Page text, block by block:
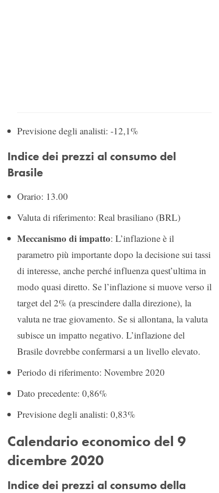
Previsione degli analisti: -12,1%
Indice dei prezzi al consumo del
Brasile
Orario: 13.00
Valuta di riferimento: Real brasiliano (BRL)
Meccanismo di impatto: L’inflazione è il
parametro più importante dopo la decisione sui tassi
di interesse, anche perché influenza quest’ultima in
modo quasi diretto. Se l’inflazione si muove verso il
target del 2% (a prescindere dalla direzione), la
valuta ne trae giovamento. Se si allontana, la valuta
subisce un impatto negativo. L’inflazione del
Brasile dovrebbe confermarsi a un livello elevato.
Periodo di riferimento: Novembre 2020
Dato precedente: 0,86%
Previsione degli analisti: 0,83%
Calendario economico del 9
dicembre 2020
Indice dei prezzi al consumo della